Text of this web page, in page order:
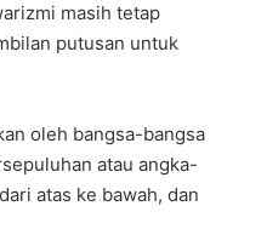
masih tetap
putusan untuk
oleh bangsa-bangsa
atau angka-
atas ke bawah, dan